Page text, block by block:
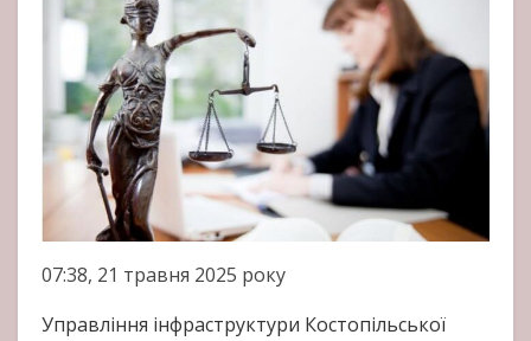
07:38, 21 травня 2025 року
Управління інфраструктури Костопільської